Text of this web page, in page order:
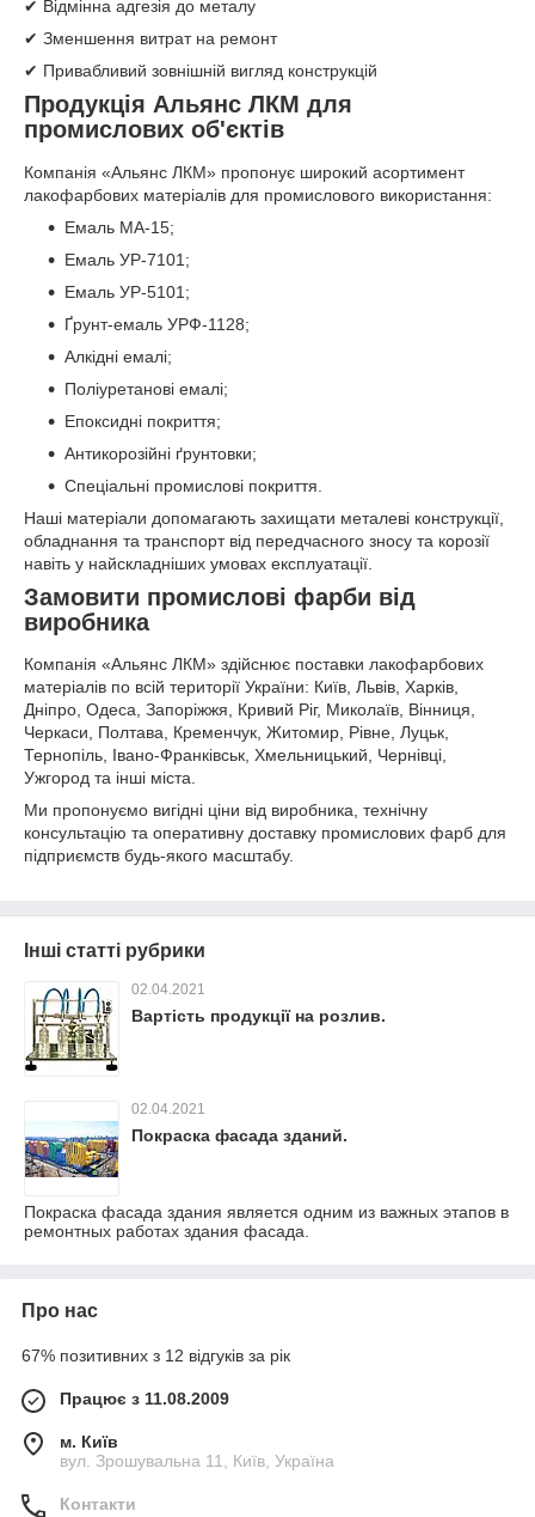
✔ Відмінна адгезія до металу
✔ Зменшення витрат на ремонт
✔ Привабливий зовнішній вигляд конструкцій
Продукція Альянс ЛКМ для
промислових об'єктів
Компанія «Альянс ЛКМ» пропонує широкий асортимент
лакофарбових матеріалів для промислового використання:
Емаль МА-15;
Емаль УР-7101;
Емаль УР-5101;
Ґрунт-емаль УРФ-1128;
Алкідні емалі;
Поліуретанові емалі;
Епоксидні покриття;
Антикорозійні ґрунтовки;
Спеціальні промислові покриття.
Наші матеріали допомагають захищати металеві конструкції,
обладнання та транспорт від передчасного зносу та корозії
навіть у найскладніших умовах експлуатації.
Замовити промислові фарби від
виробника
Компанія «Альянс ЛКМ» здійснює поставки лакофарбових
матеріалів по всій території України: Київ, Львів, Харків,
Дніпро, Одеса, Запоріжжя, Кривий Ріг, Миколаїв, Вінниця,
Черкаси, Полтава, Кременчук, Житомир, Рівне, Луцьк,
Тернопіль, Івано-Франківськ, Хмельницький, Чернівці,
Ужгород та інші міста.
Ми пропонуємо вигідні ціни від виробника, технічну
консультацію та оперативну доставку промислових фарб для
підприємств будь-якого масштабу.
Інші статті рубрики
02.04.2021
Вартість продукції на розлив.
02.04.2021
Покраска фасада зданий.
Покраска фасада здания является одним из важных этапов в
ремонтных работах здания фасада.
Про нас
67% позитивних з 12 відгуків за рік
Працює з 11.08.2009
м. Київ
вул. Зрошувальна 11, Київ, Україна
Контакти